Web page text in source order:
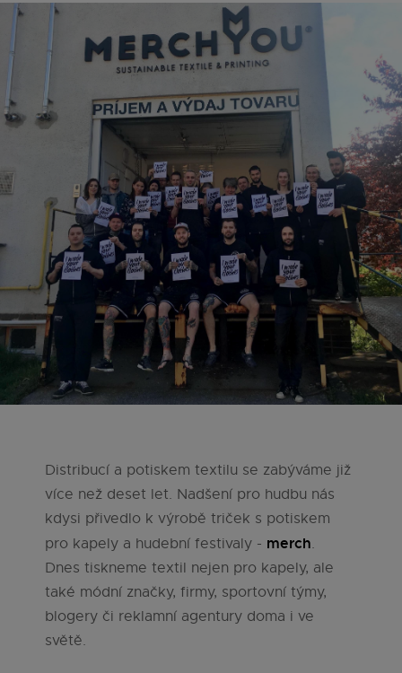
Distribucí a potiskem textilu se zabýváme již
více než deset let. Nadšení pro hudbu nás
kdysi přivedlo k výrobě triček s potiskem
pro kapely a hudební festivaly - merch.
Dnes tiskneme textil nejen pro kapely, ale
také módní značky, firmy, sportovní týmy,
blogery či reklamní agentury doma i ve
světě.